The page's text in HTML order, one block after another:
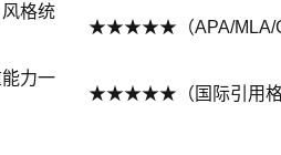
格统
★★★★★（APA/MLA/
力一
★★★★★（国际引用格